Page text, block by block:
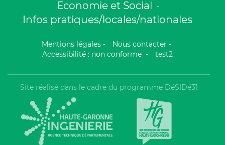
Economie et Social -
Infos pratiques/locales/nationales
Mentions légales - Nous contacter -
Accessibilité : non conforme - test2
Site réalisé dans le cadre du programme DéSIDé31